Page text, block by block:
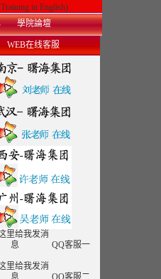
in English)
學院論壇
WEB在线客服
QQ客服一
QQ客服二